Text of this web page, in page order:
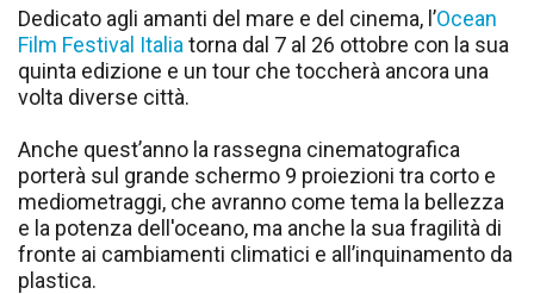
Dedicato agli amanti del mare e del cinema, l’Ocean
Film Festival Italia torna dal 7 al 26 ottobre con la sua
quinta edizione e un tour che toccherà ancora una
volta diverse città.
Anche quest’anno la rassegna cinematografica
porterà sul grande schermo 9 proiezioni tra corto e
mediometraggi, che avranno come tema la bellezza
e la potenza dell'oceano, ma anche la sua fragilità di
fronte ai cambiamenti climatici e all’inquinamento da
plastica.